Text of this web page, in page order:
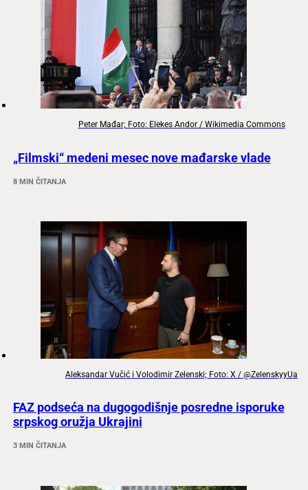
Peter Mađar; Foto: Elekes Andor / Wikimedia Commons
„Filmski“ medeni mesec nove mađarske vlade
8 MIN ČITANJA
Aleksandar Vučić i Volodimir Zelenski; Foto: X / @ZelenskyyUa
FAZ podseća na dugogodišnje posredne isporuke
srpskog oružja Ukrajini
3 MIN ČITANJA